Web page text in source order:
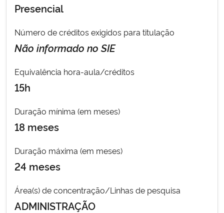
Controladoria-Geral da União
Ministério da Mulher, da Família e dos Direitos Humanos
Secretaria de Governo
Gabinete de Segurança Institucional
Banco Central do Brasil
Planalto
Presencial
Número de créditos exigidos para titulação
Não informado no SIE
Equivalência hora-aula/créditos
15h
Duração mínima (em meses)
18 meses
Duração máxima (em meses)
24 meses
Área(s) de concentração/Linhas de pesquisa
ADMINISTRAÇÃO